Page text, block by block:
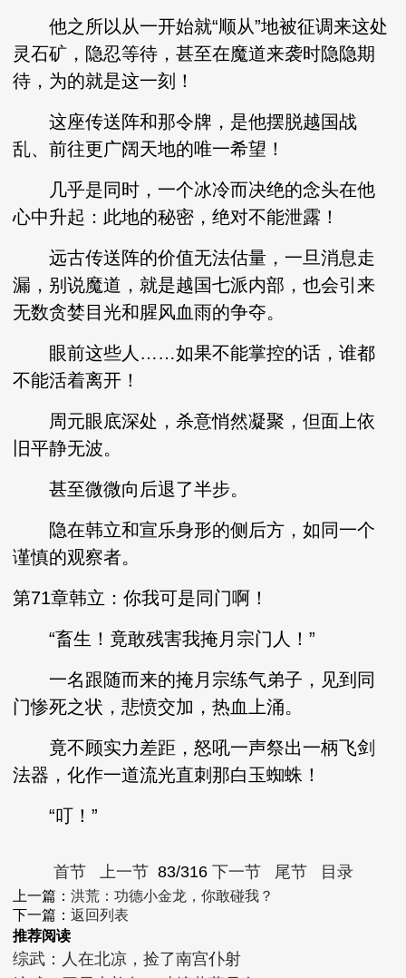
他之所以从一开始就“顺从”地被征调来这处
灵石矿，隐忍等待，甚至在魔道来袭时隐隐期
待，为的就是这一刻！
这座传送阵和那令牌，是他摆脱越国战
乱、前往更广阔天地的唯一希望！
几乎是同时，一个冰冷而决绝的念头在他
心中升起：此地的秘密，绝对不能泄露！
远古传送阵的价值无法估量，一旦消息走
漏，别说魔道，就是越国七派内部，也会引来
无数贪婪目光和腥风血雨的争夺。
眼前这些人……如果不能掌控的话，谁都
不能活着离开！
周元眼底深处，杀意悄然凝聚，但面上依
旧平静无波。
甚至微微向后退了半步。
隐在韩立和宣乐身形的侧后方，如同一个
谨慎的观察者。
第71章韩立：你我可是同门啊！
“畜生！竟敢残害我掩月宗门人！”
一名跟随而来的掩月宗练气弟子，见到同
门惨死之状，悲愤交加，热血上涌。
竟不顾实力差距，怒吼一声祭出一柄飞剑
法器，化作一道流光直刺那白玉蜘蛛！
“叮！”
首节 上一节 83/316 下一节 尾节 目录
上一篇：洪荒：功德小金龙，你敢碰我？
下一篇：返回列表
推荐阅读
综武：人在北凉，捡了南宫仆射